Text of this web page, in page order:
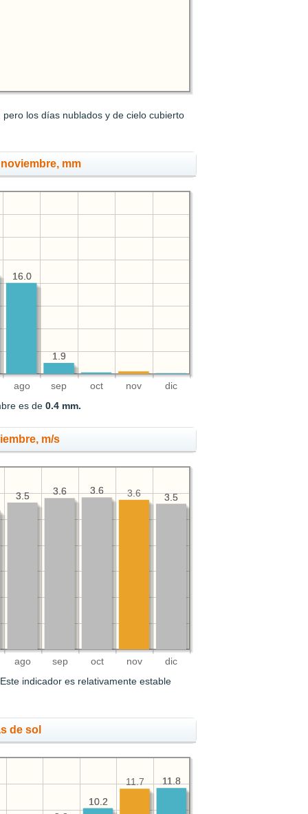
los días nublados y de cielo cubierto
mm
ago sep oct nov dic
1.9
16.0
1.9
16.0
es de0.4 mm.
m/s
ago sep oct nov dic
3.5
3.6
3.6
3.5 3.5
3.6
3.6
3.6
3.5
Este indicador es relativamente estable
de sol
11.8
10.2
11.8
11.7
10.2